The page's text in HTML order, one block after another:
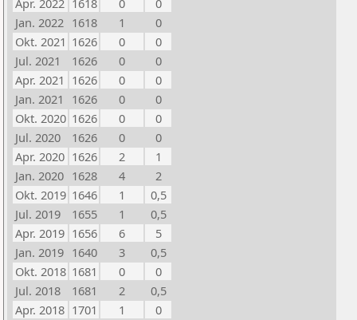
Apr. 2022 1618 0
0
Jan. 2022 1618 1
0
Okt. 2021 1626 0
0
Jul. 2021
1626 0
0
Apr. 2021 1626 0
0
Jan. 2021
1626 0
0
Okt. 2020 1626 0
0
Jul. 2020
1626 0
0
Apr. 2020 1626 2
1
Jan. 2020 1628 4
2
Okt. 2019 1646 1
0,5
Jul. 2019
1655 1
0,5
Apr. 2019 1656 6
5
Jan. 2019 1640 3
0,5
Okt. 2018 1681 0
0
Jul. 2018
1681 2
0,5
Apr. 2018 1701 1
0